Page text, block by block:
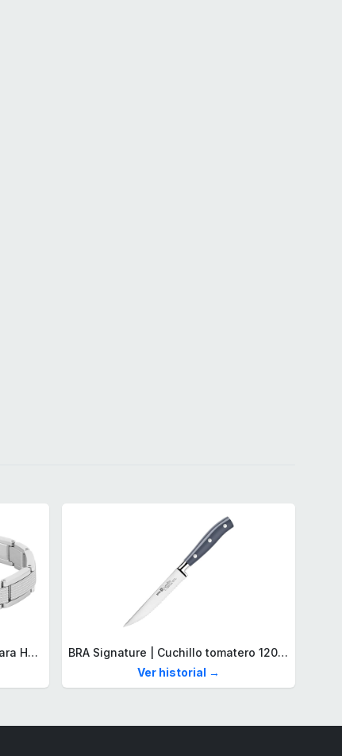
Lacoste Brazalete de eslabón para Hombre Colección STENCIL de Acero inoxidable
BRA Signature | Cuchillo tomatero 120 mm, Acero Inoxidable alemán forjado con Molibdeno Vanadio, Mango Remachado ABS, Diseño Ergonómico, Hoja 1,6 mm espesor
Ver historial →